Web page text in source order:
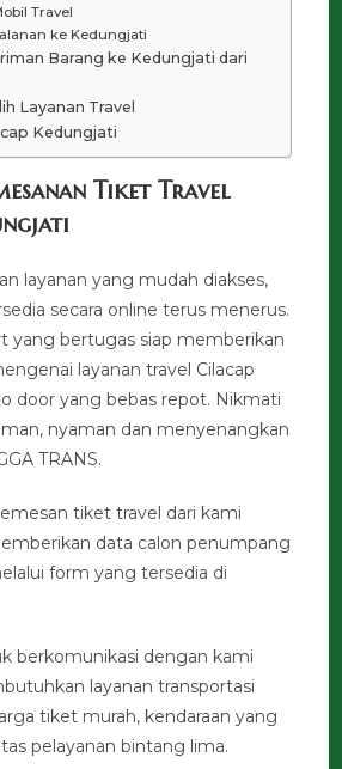
Travel
ke Kedungjati
Barang ke Kedungjati dari
Layanan Travel
Kedungjati
Tiket Travel
layanan yang mudah diakses,
secara online terus menerus.
yang bertugas siap memberikan
layanan travel Cilacap
door yang bebas repot. Nikmati
nyaman dan menyenangkan
TRANS.
tiket travel dari kami
data calon penumpang
form yang tersedia di
berkomunikasi dengan kami
layanan transportasi
tiket murah, kendaraan yang
pelayanan bintang lima.